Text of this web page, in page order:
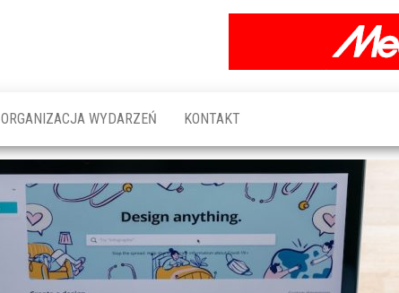
ORGANIZACJA WYDARZEŃ KONTAKT